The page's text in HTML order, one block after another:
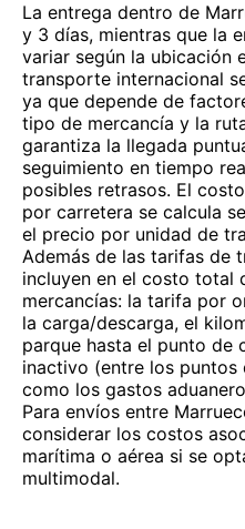
La entrega dentro de
y 3 días, mientras que la
variar según la ubicación
transporte internacional
ya que depende de
tipo de mercancía y la
garantiza la llegada
seguimiento en tiempo
posibles retrasos. El
por carretera se calcula
el precio por unidad de
Además de las tarifas de
incluyen en el costo total
mercancías: la tarifa por
la carga/descarga, el
parque hasta el punto de
inactivo (entre los puntos
como los gastos
Para envíos entre
considerar los costos
marítima o aérea si se
multimodal.